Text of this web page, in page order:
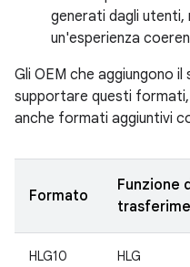
generati dagli utenti,
un'esperienza
Gli OEM che aggiungono
supportare questi
anche formati aggiuntivi
Formato
Funzione
HLG10 HLG